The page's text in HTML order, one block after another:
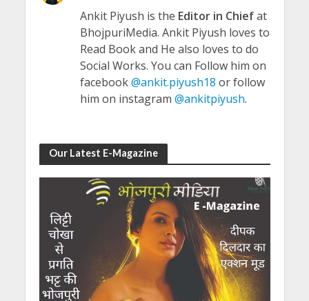
Ankit Piyush is the Editor in Chiefat
BhojpuriMedia. Ankit Piyush loves to
Read Book and He also loves to do
Social Works. You can Follow him on
facebook@ankit.piyush18 or follow
him on instagram @ankitpiyush.
Our Latest E-Magazine